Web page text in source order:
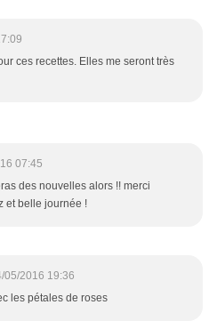
ces recettes. Elles me seront très
07:45
des nouvelles alors !! merci
et belle journée !
05/2016 19:36
les pétales de roses